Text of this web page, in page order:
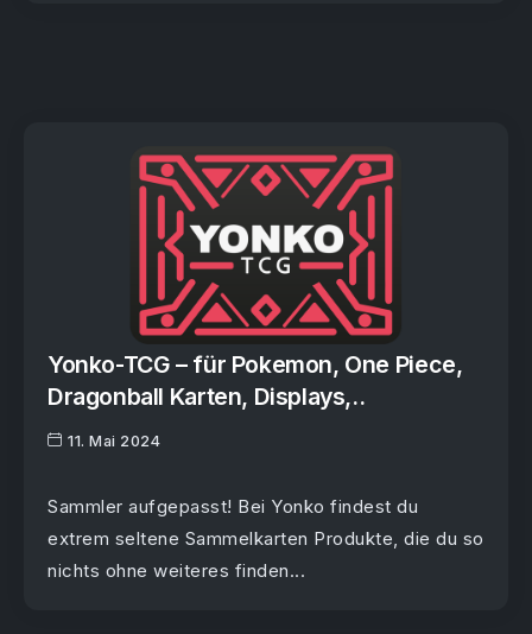
Yonko-TCG – für Pokemon, One Piece,
Dragonball Karten, Displays,..
11. Mai 2024
Sammler aufgepasst! Bei Yonko findest du
extrem seltene Sammelkarten Produkte, die du so
nichts ohne weiteres finden...